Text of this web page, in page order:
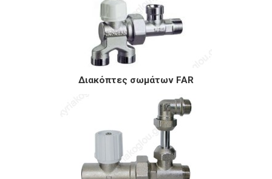
Διακόπτες σωμάτων FAR